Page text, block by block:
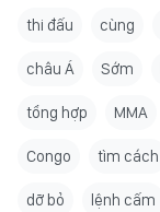
thi đấu cùng
châu Á Sớm
tổng hợp MMA
Congo tìm cách
dỡ bỏ lệnh cấm